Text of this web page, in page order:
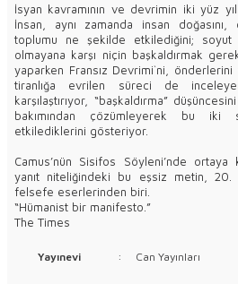
İsyan kavramının ve devrimin iki yüz
İnsan, aynı zamanda insan doğasını,
toplumu ne şekilde etkilediğini;
olmayana karşı niçin başkaldırmak
yaparken Fransız Devrimi`ni,
tiranlığa evrilen süreci de
karşılaştırıyor, “başkaldırma”
bakımından çözümleyerek bu iki
etkilediklerini gösteriyor.
Camus’nün Sisifos Söyleni’nde ortaya
yanıt niteliğindeki bu eşsiz metin, 20.
felsefe eserlerinden biri.
“Hümanist bir manifesto.”
The Times
Yayınevi : Can Yayınları